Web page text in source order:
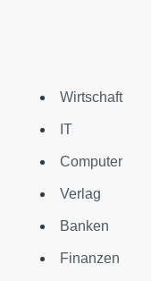
Wirtschaft
IT
Computer
Verlag
Banken
Finanzen